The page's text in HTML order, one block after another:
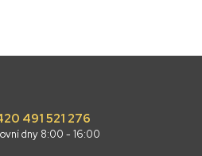
491 521 276
dny 8:00 - 16:00